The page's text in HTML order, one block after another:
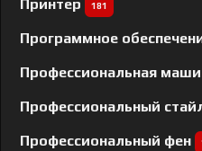
Принтер 181
Программное
Профессиональная
Профессиональный
Профессиональный фен